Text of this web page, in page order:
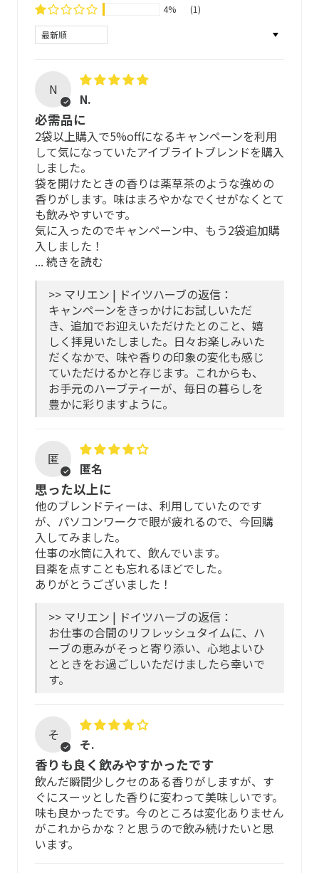
厳格な基準を遵守し、徹底した管理のもとできる限り手作
業でブレンドすることで、自然そのものの恵みをお届けで
ティーバッグは、BPI認証*をうけた100％非遺伝子組み換
えのサトウキビ素材 NeoSoilon ®を採用し 接着剤不使用、
熱を加えない超音波で圧着。飲む方の安全性はもちろんの
こと、紫外線で分解が促進されるので、海洋生物の汚染に
配慮し、地球環境にやさしく安全な素材を選択していま
す。
*北米で唯一のコンポスト性に関する第三者機関
ハーブについて
ESCOP及びHMPC※の厳格な使用推奨基準に基づいて厳選
しています。
ESCOP及びHMPCの基準では、自然栽培のハーブについ
て、石や虫などの収穫時の混入物の含有を2％まで許可して
いますが、マリエンではさらに手作業による除去を行い、
その後、薬剤を使わない駆除と殺菌処理をします。
さらに独立機関による検査結果、EU薬局方に沿った品質文
書の自社評価、農薬残留物、重金属・細菌・かび・その他
野生植物や有機栽培でかつ「マリエン品質」基準を満たし
たハーブのみ使用。HMPCの規定によりBIO（オーガニッ
ク）や有機栽培の認証マークは表示していませんが、「マ
リエン品質」こそが私たちのこだわりです。
※ESCOP (European Scientific Cooperative on
Phytotherapy)は、欧州の科学諮問機関。
HMPC (Committee of Herbal Medicinal Products)は、欧
州医薬品庁(European Medicines Agency)帰属のハーブ医
薬品委員会。メディカルハーブの品質と安全性を監督する
役割を担う機関。
全配合ハーブ
キンセンカ）、ハイビスカス、アイブライト、バレリアン
ルート（カノコソウ）
※成分は変更となる場合があります。
味と香り
酸味とほんのり苦味がバランスよくおいしく飲めるブレン
約5~10分蓋をして蒸らします
飲み方
1日1〜2杯程度を目安に、もっと飲みたいときは水分補給
としてたっぷりお楽しみ下さい。
アイブライトブレンドの出がらし活用法
ティーを抽出した後のティーバッグをラップに包んで冷蔵
庫に入れて冷やしておきます。ごろりと横になって、冷え
目とその周りがひんやりしてスッキリ。
ティーバッグは、土に還りやすい素材で大変デリケートで
す。摩擦や引っ張りで破れることがありますので優しくお
取り扱いください。
安心してご飲用いただくために
中・妊娠中は、医師・薬剤師に相談のうえご利用くださ
アレルギー体質、アトピー体質の方、初め
て使用される方
安全性・品質の高い原料を選定し、配合比率なども充分配
慮していますが、すべての方にアレルギーが起こらないわ
けではありません。
ご心配な場合は、専門の医療機関などにご相談の上で使用
いただくことをおすすめします。
以下の場合は、ご飲用をお控えください
があった方
アレルゲンと同じ種類(科目)の原料が配合されている
場合
重度のアレルギーの方やその可能性がある方
保管方法
パッケージに入れたまま冷暗所に。
4% (1)
Sort by
N
N.
必需品に
2袋以上購入で5%offになるキャンペーンを利用
して気になっていたアイブライトブレンドを購入
しました。
袋を開けたときの香りは薬草茶のような強めの
香りがします。味はまろやかなでくせがなくとて
も飲みやすいです。
気に入ったのでキャンペーン中、もう2袋追加購
入しました！
... 続きを読む
>> マリエン | ドイツハーブの返信：
キャンペーンをきっかけにお試しいただ
き、追加でお迎えいただけたとのこと、嬉
しく拝見いたしました。日々お楽しみいた
だくなかで、味や香りの印象の変化も感じ
ていただけるかと存じます。これからも、
お手元のハーブティーが、毎日の暮らしを
豊かに彩りますように。
匿
匿名
思った以上に
他のブレンドティーは、利用していたのです
が、パソコンワークで眼が疲れるので、今回購
入してみました。
仕事の水筒に入れて、飲んでいます。
目薬を点すことも忘れるほどでした。
ありがとうございました！
>> マリエン | ドイツハーブの返信：
お仕事の合間のリフレッシュタイムに、ハ
ーブの恵みがそっと寄り添い、心地よいひ
とときをお過ごしいただけましたら幸いで
す。
そ
そ.
香りも良く飲みやすかったです
飲んだ瞬間少しクセのある香りがしますが、す
ぐにスーッとした香りに変わって美味しいです。
味も良かったです。今のところは変化ありません
がこれからかな？と思うので飲み続けたいと思
います。